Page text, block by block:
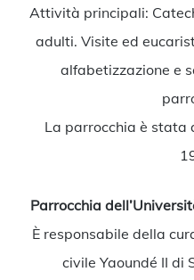
Attività principali:
adulti. Visite ed
alfabetizzazione e
La parrocchia è stata
Parrocchia
È responsabile della
civile Yaoundé II di